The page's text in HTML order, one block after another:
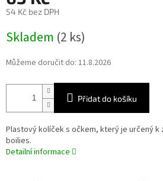
54 Kč bez DPH
cena:
Skladem (2 ks)
Můžeme doručit do: 11.8.2026
Přidat do košíku
Plastový kolíček s očkem, který je určený k
boilies.
Detailní informace